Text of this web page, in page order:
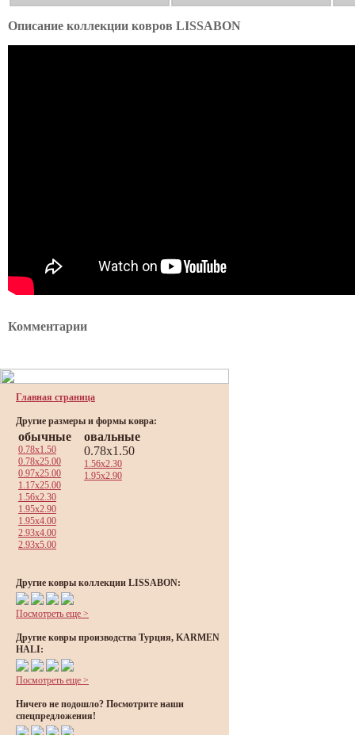
Описание коллекции ковров LISSABON
Комментарии
Главная страница
Другие размеры и формы ковра:
обычные
0.78x1.50
0.78x25.00
0.97x25.00
1.17x25.00
1.56x2.30
1.95x2.90
1.95x4.00
2.93x4.00
2.93x5.00
овальные
0.78x1.50
1.56x2.30
1.95x2.90
Другие ковры коллекции LISSABON:
Посмотреть еще >
Другие ковры производства Турция, KARMEN
HALI:
Посмотреть еще >
Ничего не подошло? Посмотрите наши
спецпредложения!